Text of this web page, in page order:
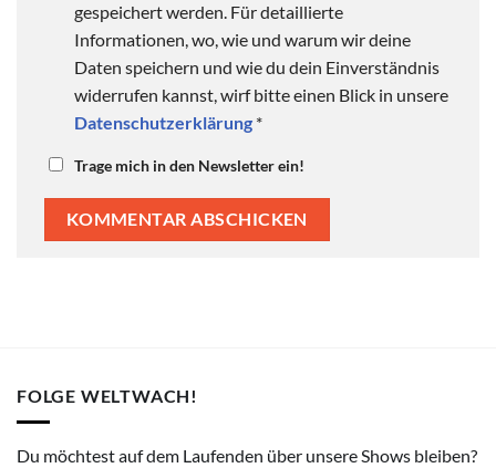
gespeichert werden. Für detaillierte
Informationen, wo, wie und warum wir deine
Daten speichern und wie du dein Einverständnis
widerrufen kannst, wirf bitte einen Blick in unsere
Datenschutzerklärung *
Trage mich in den Newsletter ein!
FOLGE WELTWACH!
Du möchtest auf dem Laufenden über unsere Shows bleiben?